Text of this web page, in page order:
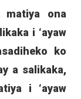
matiya ona
i ‘ayaw
ko
a salikaka,
i ‘ayaw